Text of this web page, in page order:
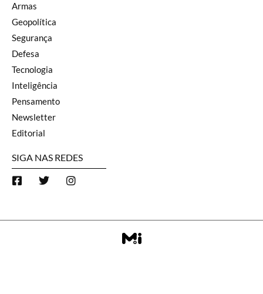
Armas
Geopolítica
Segurança
Defesa
Tecnologia
Inteligência
Pensamento
Newsletter
Editorial
SIGA NAS REDES